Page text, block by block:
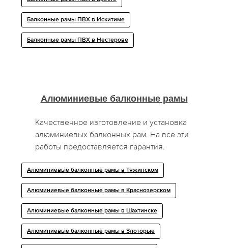
Балконные рамы ПВХ в Искитиме
Балконные рамы ПВХ в Нестерове
Алюминиевые балконные рамы
Качественное изготовление и установка
алюминиевых балконных рам. На все эти
работы предоставляется гарантия.
Алюминиевые балконные рамы в Тяжинском
Алюминиевые балконные рамы в Краснозерском
Алюминиевые балконные рамы в Шахтинске
Алюминиевые балконные рамы в Злоторые